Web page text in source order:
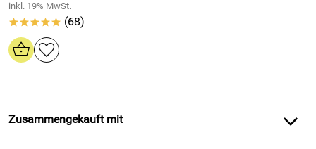
inkl. 19% MwSt.
***** (68)
Zusammengekauft mit